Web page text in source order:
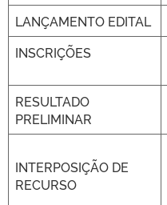
LANÇAMENTO EDITAL
INSCRIÇÕES
RESULTADO
PRELIMINAR
INTERPOSIÇÃO DE
RECURSO